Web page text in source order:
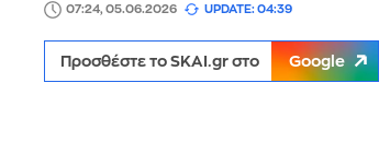
07:24, 05.06.2026 UPDATE: 04:39
Προσθέστε το SKAI.gr στο Google